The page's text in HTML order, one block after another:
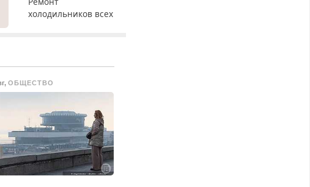
холодильников всех
районы. Скидка.
, ОБЩЕСТВО